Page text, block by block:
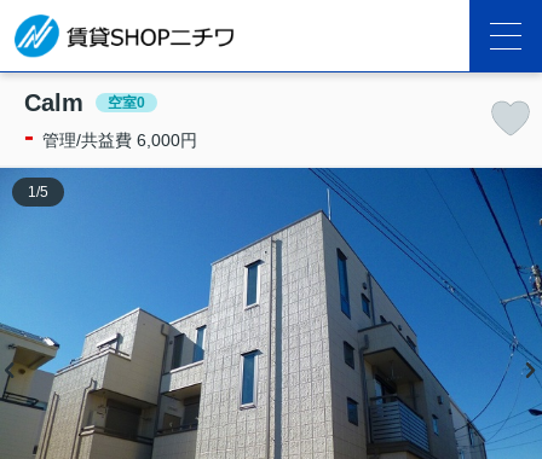
Calm 空室0
- 管理/共益費 6,000円
1 /5